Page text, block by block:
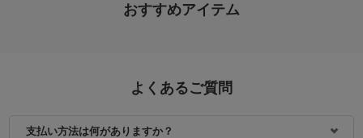
おすすめアイテム
よくあるご質問
支払い方法は何がありますか？